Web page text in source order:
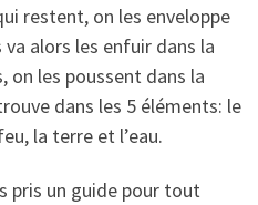
restent, on les enveloppe
alors les enfuir dans la
on les poussent dans la
dans les 5 éléments: le
la terre et l’eau.
pris un guide pour tout